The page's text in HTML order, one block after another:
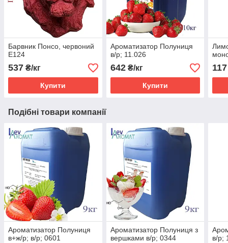
Барвник Понсо, червоний
Е124
537 ₴/кг
Купити
Ароматизатор Полуниця
в/р; 11.026
642₴/кг
Купити
117
Подібні товари компанії
Ароматизатор Полуниця
в+ж/р; в/р; 0601
Ароматизатор Полуниця з
вершками в/р; 0344
в/р;